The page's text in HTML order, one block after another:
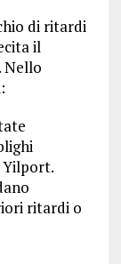
di ritardi
il
Nello
Yilport.
ritardi o